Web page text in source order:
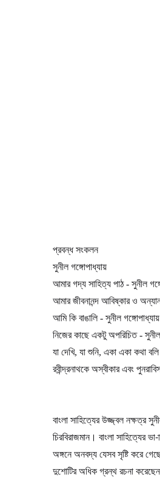
প্রবন্ধ সংকলন
সুনীল গঙ্গোপাধ্যায়
আমার গদ্য সাহিত্য পাঠ - সুনীল
আমার জীবনানন্দ আবিষ্কার ও
আমি কি বাঙালি - সুনীল গঙ্গোপাধ্যায়
নিজের কাছে একটু অপরিচিত - সুনীল
যা দেখি, যা শুনি, একা একা কথা বলি
রবীন্দ্রনাথকে অস্বীকার এবং
বাংলা সাহিত্যের উজ্জ্বল নক্ষত্র
চিরবিরাজমান। বাংলা সাহিত্যের
অঙ্গনে অনবদ্য যেসব সৃষ্টি করে
দুশোটির অধিক গ্রন্থ রচনা